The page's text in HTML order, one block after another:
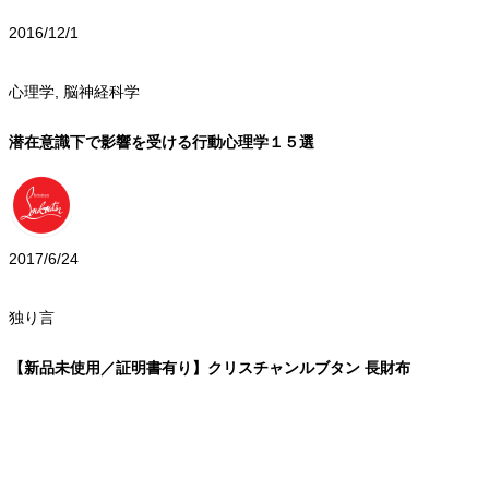
2016/12/1
心理学 脳神経科学
潜在意識下で影響を受ける行動心理学１５選
2017/6/24
独り言
【新品未使用／証明書有り】クリスチャンルブタン 長財布